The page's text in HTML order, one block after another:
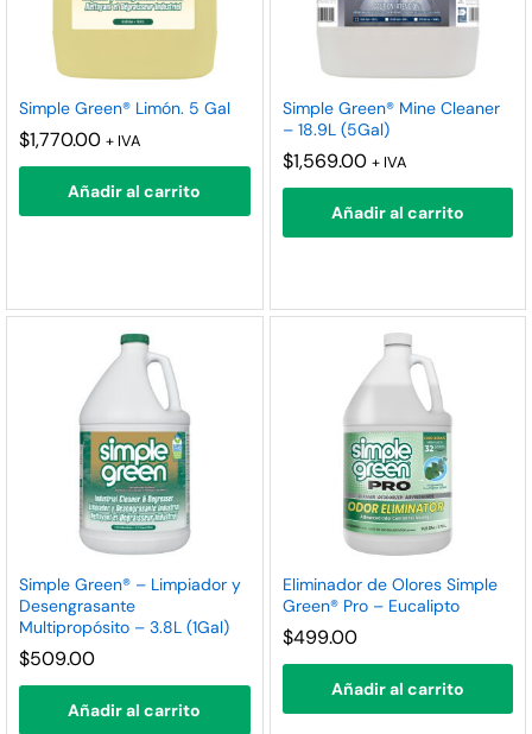
Simple Green® Limón. 5 Gal
$1,770.00 + IVA
Añadir al carrito
Simple Green® Mine Cleaner
– 18.9L (5Gal)
$1,569.00 + IVA
Añadir al carrito
Simple Green® – Limpiador y
Desengrasante
Multipropósito – 3.8L (1Gal)
$509.00
Añadir al carrito
Eliminador de Olores Simple
Green® Pro – Eucalipto
$499.00
Añadir al carrito